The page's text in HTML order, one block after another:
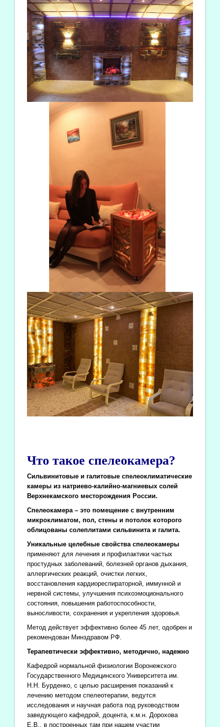
Что такое спелеокамера?
Сильвинитовые и галитовые спелеоклиматические
камеры из натриево-калийно-магниевых солей
Верхнекамского месторождения России.
Спелеокамера – это помещение с внутренним
микроклиматом, пол, стены и потолок которого
облицованы солеплитами сильвинита и галита.
Уникальные целебные свойства спелеокамеры
применяют для лечения и профилактики частых
простудных заболеваний, болезней органов дыхания,
аллергических реакций, очистки легких,
восстановления кардиореспираторной, иммунной и
нервной системы, улучшения психоэмоционального
состояния, повышения работоспособности,
выносливости, сохранения и укрепления здоровья.
Метод действует эффективно более 45 лет, одобрен и
рекомендован Минздравом РФ.
Терапевтически эффективно, методично, надежно
Кафедрой нормальной физиологии Воронежского
Государственного Медицинского Университета им.
Н.Н. Бурденко, с целью расширения показаний к
лечению методом спелеотерапии, ведутся
исследования и научная работа под руководством
заведующего кафедрой, доцента, к.м.н. Дорохова
Е.В., в построенных там при нашем участии